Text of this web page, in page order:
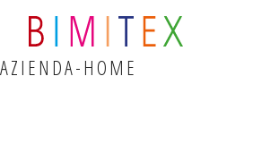
AZIENDA-HOME